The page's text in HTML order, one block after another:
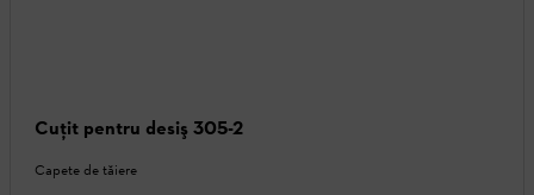
Cuţit pentru desiş 305-2
Capete de tăiere